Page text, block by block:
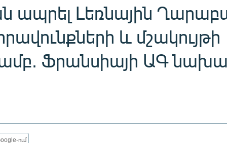
ապրել Լեռնային
և մշակույթի
Ֆրանսիայի ԱԳ
ում